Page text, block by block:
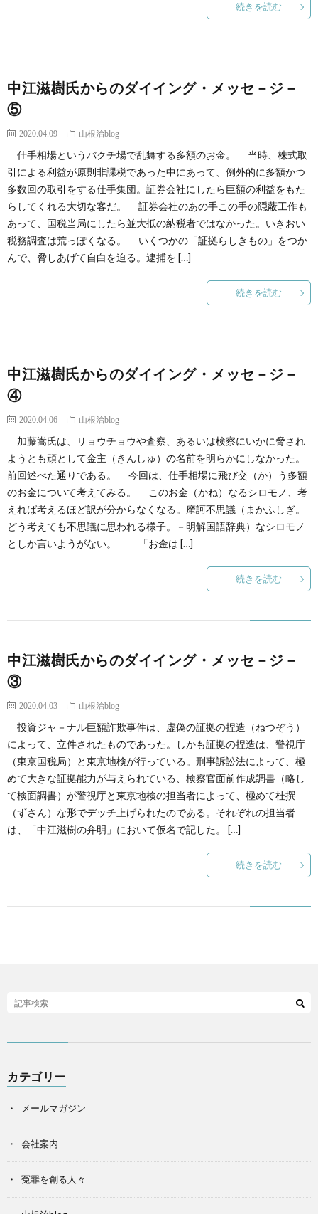
続きを読む
中江滋樹氏からのダイイング・メッセ－ジ－
⑤
2020.04.09 山根治blog
仕手相場というバクチ場で乱舞する多額のお金。 当時、株式取
引による利益が原則非課税であった中にあって、例外的に多額かつ
多数回の取引をする仕手集団。証券会社にしたら巨額の利益をもた
らしてくれる大切な客だ。 証券会社のあの手この手の隠蔽工作も
あって、国税当局にしたら並大抵の納税者ではなかった。いきおい
税務調査は荒っぽくなる。 いくつかの「証拠らしきもの」をつか
んで、脅しあげて自白を迫る。逮捕を […]
続きを読む
中江滋樹氏からのダイイング・メッセ－ジ－
④
2020.04.06 山根治blog
加藤嵩氏は、リョウチョウや査察、あるいは検察にいかに脅され
ようとも頑として金主（きんしゅ）の名前を明らかにしなかった。
前回述べた通りである。 今回は、仕手相場に飛び交（か）う多額
のお金について考えてみる。 このお金（かね）なるシロモノ、考
えれば考えるほど訳が分からなくなる。摩訶不思議（まかふしぎ。
どう考えても不思議に思われる様子。－明解国語辞典）なシロモノ
としか言いようがない。 「お金は […]
続きを読む
中江滋樹氏からのダイイング・メッセ－ジ－
③
2020.04.03 山根治blog
投資ジャ－ナル巨額詐欺事件は、虚偽の証拠の捏造（ねつぞう）
によって、立件されたものであった。しかも証拠の捏造は、警視庁
（東京国税局）と東京地検が行っている。刑事訴訟法によって、極
めて大きな証拠能力が与えられている、検察官面前作成調書（略し
て検面調書）が警視庁と東京地検の担当者によって、極めて杜撰
（ずさん）な形でデッチ上げられたのである。それぞれの担当者
は、「中江滋樹の弁明」において仮名で記した。 […]
続きを読む
カテゴリー
メールマガジン
会社案内
冤罪を創る人々